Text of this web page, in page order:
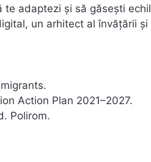
adaptezi și să găsești
un arhitect al învățării
Action Plan 2021–2027.
Polirom.